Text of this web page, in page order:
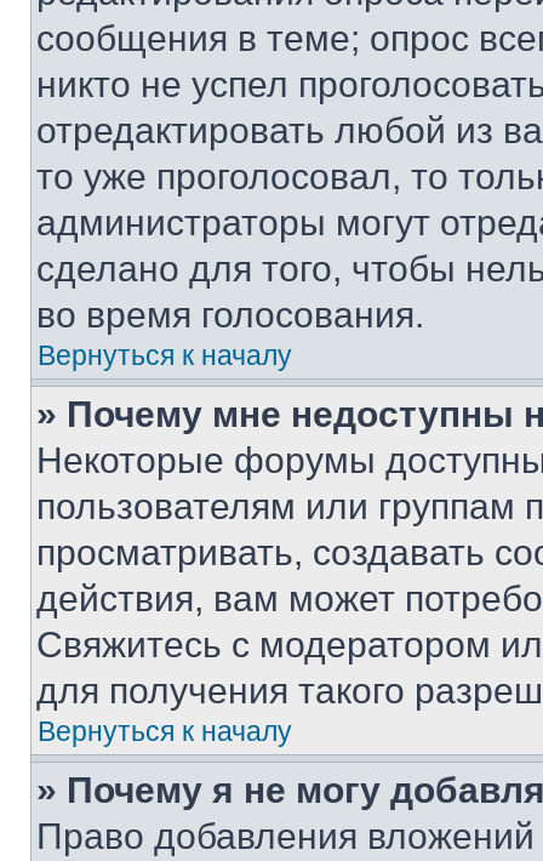
сообщения в теме; опрос
никто не успел
отредактировать любой из
то уже проголосовал, то
администраторы могут
сделано для того, чтобы
во время голосования.
Вернуться к началу
» Почему мне недоступны
Некоторые форумы
пользователям или группам
просматривать, создавать
действия, вам может
Свяжитесь с модератором
для получения такого
Вернуться к началу
» Почему я не могу
Право добавления